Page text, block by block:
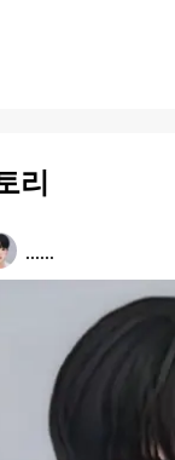
리
......